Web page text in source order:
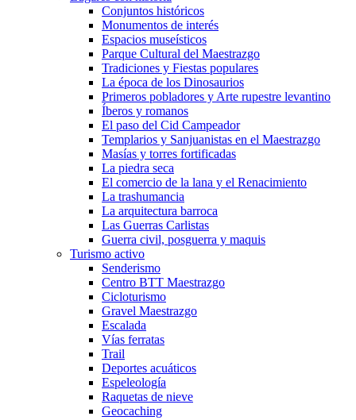
Conjuntos históricos
Monumentos de interés
Espacios museísticos
Parque Cultural del Maestrazgo
Tradiciones y Fiestas populares
La época de los Dinosaurios
Primeros pobladores y Arte rupestre levantino
Íberos y romanos
El paso del Cid Campeador
Templarios y Sanjuanistas en el Maestrazgo
Masías y torres fortificadas
La piedra seca
El comercio de la lana y el Renacimiento
La trashumancia
La arquitectura barroca
Las Guerras Carlistas
Guerra civil, posguerra y maquis
Turismo activo
Senderismo
Centro BTT Maestrazgo
Cicloturismo
Gravel Maestrazgo
Escalada
Vías ferratas
Trail
Deportes acuáticos
Espeleología
Raquetas de nieve
Geocaching